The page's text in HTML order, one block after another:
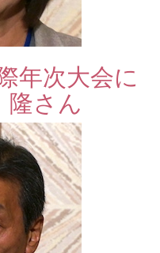
年次大会に
さん